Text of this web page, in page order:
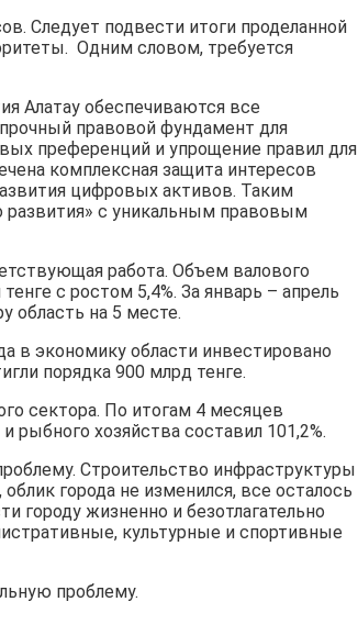
Следует подвести итоги проделанной
Одним словом, требуется
Алатау обеспечиваются все
правовой фундамент для
преференций и упрощение правил для
комплексная защита интересов
цифровых активов. Таким
развития» с уникальным правовым
работа. Объем валового
с ростом 5,4%. За январь – апрель
область на 5 месте.
в экономику области инвестировано
порядка 900 млрд тенге.
сектора. По итогам 4 месяцев
рыбного хозяйства составил 101,2%.
Строительство инфраструктуры
города не изменился, все осталось
городу жизненно и безотлагательно
культурные и спортивные
проблему.